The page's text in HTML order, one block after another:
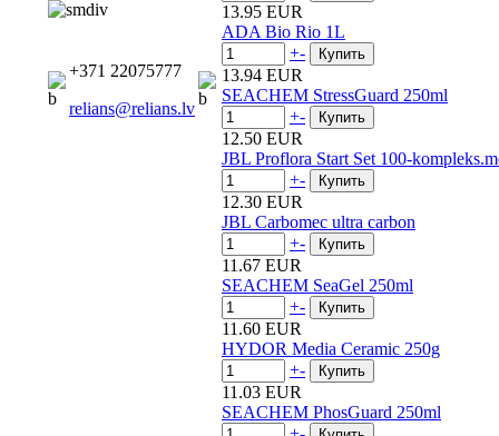
+371 22075777
relians@relians.lv
13.95 EUR
ADA Bio Rio 1L
+-
13.94 EUR
SEACHEM StressGuard 250ml
+-
12.50 EUR
JBL Proflora Start Set 100-
+-
12.30 EUR
JBL Carbomec ultra carbon
+-
11.67 EUR
SEACHEM SeaGel 250ml
+-
11.60 EUR
HYDOR Media Ceramic 250g
+-
11.03 EUR
SEACHEM PhosGuard 250ml